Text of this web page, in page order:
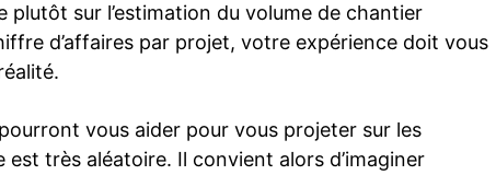
sur l’estimation du volume de chantier
d’affaires par projet, votre expérience doit vous
vous aider pour vous projeter sur les
est très aléatoire. Il convient alors d’imaginer